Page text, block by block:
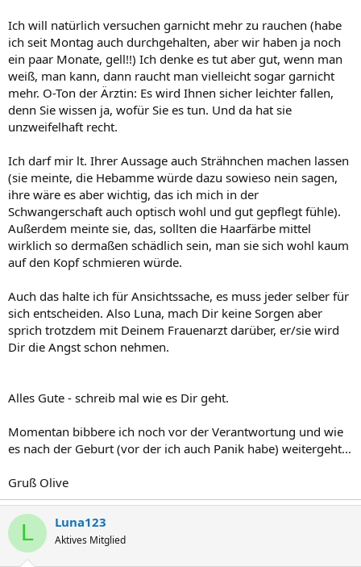
Ich will natürlich versuchen garnicht mehr zu rauchen (habe
ich seit Montag auch durchgehalten, aber wir haben ja noch
ein paar Monate, gell!!) Ich denke es tut aber gut, wenn man
weiß, man kann, dann raucht man vielleicht sogar garnicht
mehr. O-Ton der Ärztin: Es wird Ihnen sicher leichter fallen,
denn Sie wissen ja, wofür Sie es tun. Und da hat sie
unzweifelhaft recht.
Ich darf mir lt. Ihrer Aussage auch Strähnchen machen lassen
(sie meinte, die Hebamme würde dazu sowieso nein sagen,
ihre wäre es aber wichtig, das ich mich in der
Schwangerschaft auch optisch wohl und gut gepflegt fühle).
Außerdem meinte sie, das, sollten die Haarfärbe mittel
wirklich so dermaßen schädlich sein, man sie sich wohl kaum
auf den Kopf schmieren würde.
Auch das halte ich für Ansichtssache, es muss jeder selber für
sich entscheiden. Also Luna, mach Dir keine Sorgen aber
sprich trotzdem mit Deinem Frauenarzt darüber, er/sie wird
Dir die Angst schon nehmen.
Alles Gute - schreib mal wie es Dir geht.
Momentan bibbere ich noch vor der Verantwortung und wie
es nach der Geburt (vor der ich auch Panik habe) weitergeht...
Gruß Olive
L Luna123
Aktives Mitglied